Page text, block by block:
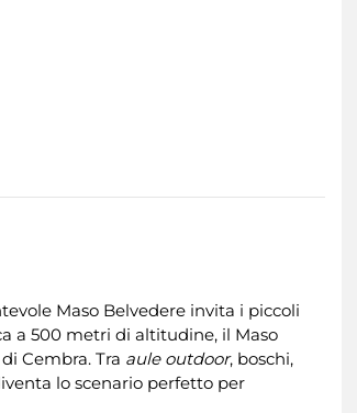
Maso Belvedere invita i piccoli
a 500 metri di altitudine, il Maso
Cembra. Tra aule outdoor, boschi,
lo scenario perfetto per